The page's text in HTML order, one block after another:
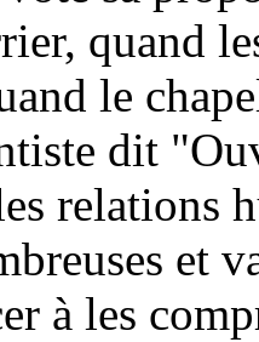
quand
le
dit
relations
et
à les